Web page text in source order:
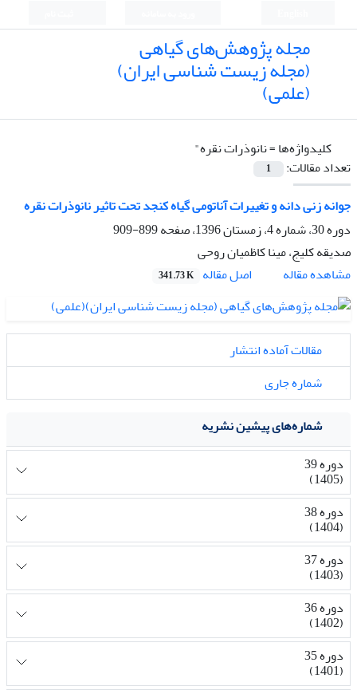
مجله پژوهش‌های گیاهی
(مجله زیست شناسی ایران)
(علمی)
کلیدواژه‌ها =نانوذرات نقره"
تعداد مقالات:
1
جوانه زنی دانه و تغییرات‌ آناتومی گیاه کنجد تحت تاثیر نانو‌ذرات نقره
دوره 30، شماره 4، زمستان 1396، صفحه
899-909
صدیقه کلیج، مینا کاظمیان روحی
مشاهده مقاله
اصل مقاله 341.73 K
مقالات آماده انتشار
شماره جاری
شماره‌های پیشین نشریه
دوره 39
(1405)
دوره 38
(1404)
دوره 37
(1403)
دوره 36
(1402)
دوره 35
(1401)